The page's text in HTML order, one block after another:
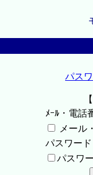
パス
ﾒｰﾙ・電話
メール
パスワード
パスワ